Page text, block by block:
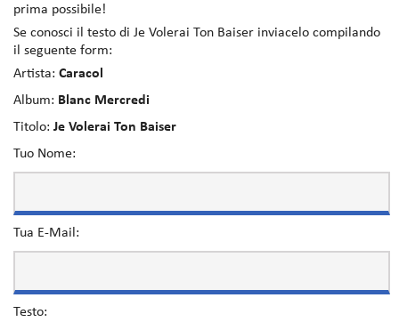
prima possibile!
Se conosci il testo di Je Volerai Ton Baiser inviacelo compilando
il seguente form:
Artista: Caracol
Album: Blanc Mercredi
Titolo: Je Volerai Ton Baiser
Tuo Nome:
Tua E-Mail:
Testo: